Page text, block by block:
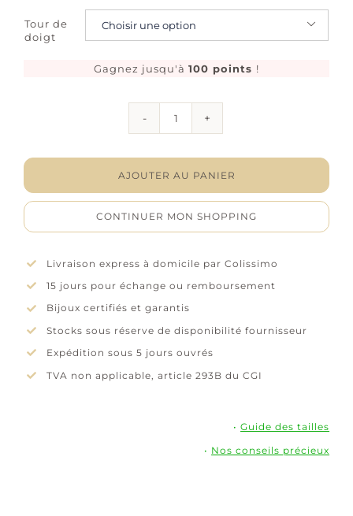
Tour de
doigt

Gagnez jusqu'à 100 points !
"Florine"
-
de
zirconium
-
or
AJOUTER AU PANIER
CONTINUER MON SHOPPING
Livraison express à domicile par Colissimo
15 jours pour échange ou remboursement
Bijoux certifiés et garantis
Stocks sous réserve de disponibilité fournisseur
Expédition sous 5 jours ouvrés
TVA non applicable, article 293B du CGI
•Guide des tailles
• Nos conseils précieux